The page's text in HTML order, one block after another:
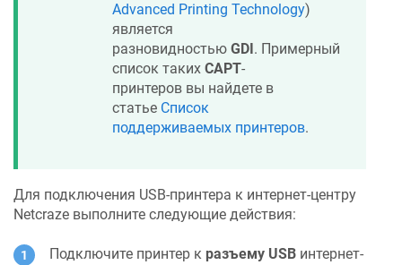
Advanced Printing Technology)
является
разновидностью GDI . Примерный
список таких CAPT-
принтеров вы найдете в
статье Список
поддерживаемых принтеров.
Для подключения USB-принтера к интернет-центру
Netcraze выполните следующие действия:
Подключите принтер к разъему USB интернет-